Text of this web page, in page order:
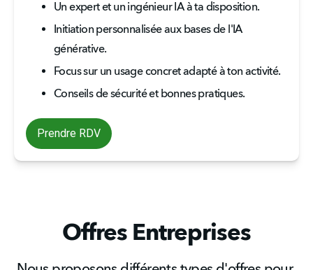
Un expert et un ingénieur IA à ta disposition.
Initiation personnalisée aux bases de l'IA
générative.
Focus sur un usage concret adapté à ton activité.
Conseils de sécurité et bonnes pratiques.
Prendre RDV
Offres Entreprises